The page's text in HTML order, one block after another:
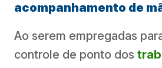
acompanhamento de
Ao serem empregadas
controle de ponto dos